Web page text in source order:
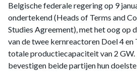
Belgische federale regering op 9
ondertekend (Heads of Terms and
Studies Agreement), met het oog op
van de twee kernreactoren Doel 4 en
totale productiecapaciteit van 2
bevestigen beide partijen hun